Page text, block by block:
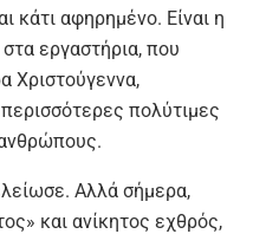
κάτι αφηρημένο. Είναι η
εργαστήρια, που
Χριστούγεννα,
πολύτιμες
Αλλά σήμερα,
και ανίκητος εχθρός,